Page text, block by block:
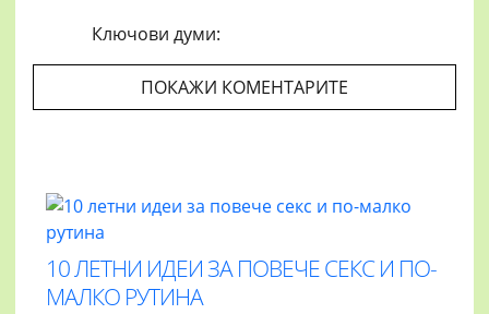
Ключови думи:
ПОКАЖИ КОМЕНТАРИТЕ
10 ЛЕТНИ ИДЕИ ЗА ПОВЕЧЕ СЕКС И ПО-
МАЛКО РУТИНА